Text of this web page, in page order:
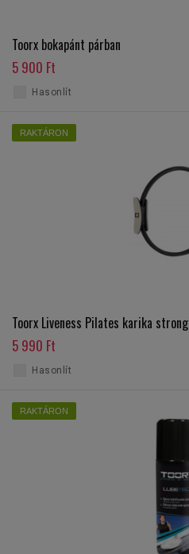
Toorx bokapánt párban
5 900 Ft
Hasonlít
RAKTÁRON
Toorx Liveness Pilates karika strong
5 990 Ft
Hasonlít
RAKTÁRON